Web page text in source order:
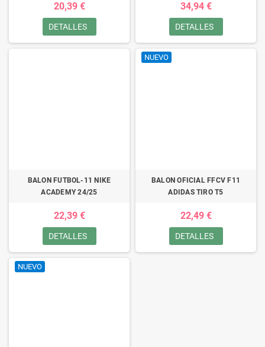
20,39 €
DETALLES
34,94 €
DETALLES
BALON FUTBOL-11 NIKE
ACADEMY 24/25
22,39 €
DETALLES
NUEVO
BALON OFICIAL FFCV F11
ADIDAS TIRO T5
22,49 €
DETALLES
NUEVO